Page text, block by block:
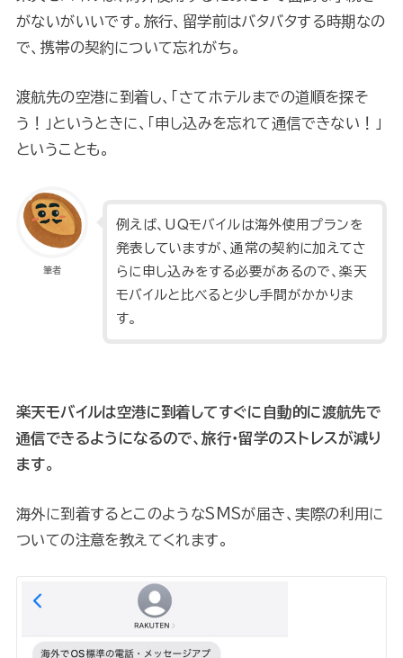
がないがいいです。旅行、留学前はバタバタする時期なの
で、携帯の契約について忘れがち。
渡航先の空港に到着し、「さてホテルまでの道順を探そ
う！」というときに、「申し込みを忘れて通信できない！」
ということも。
筆者
例えば、UQモバイルは海外使用プランを
発表していますが、通常の契約に加えてさ
らに申し込みをする必要があるので、楽天
モバイルと比べると少し手間がかかりま
す。
楽天モバイルは空港に到着してすぐに自動的に渡航先で
通信できるようになるので、旅行・留学のストレスが減り
ます。
海外に到着するとこのようなSMSが届き、実際の利用に
ついての注意を教えてくれます。